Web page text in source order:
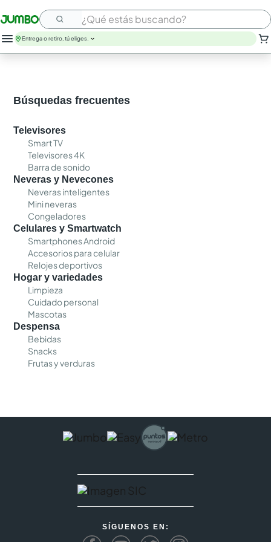
¿Qué estás buscando?
papel higienico
aceite
queso
nutribela
pollo
Entrega o retiro, tú eliges.
Búsquedas frecuentes
Televisores
Smart TV
Televisores 4K
Barra de sonido
Neveras y Nevecones
Neveras inteligentes
Mini neveras
Congeladores
Celulares y Smartwatch
Smartphones Android
Accesorios para celular
Relojes deportivos
Hogar y variedades
Limpieza
Cuidado personal
Mascotas
Despensa
Bebidas
Snacks
Frutas y verduras
SÍGUENOS EN: